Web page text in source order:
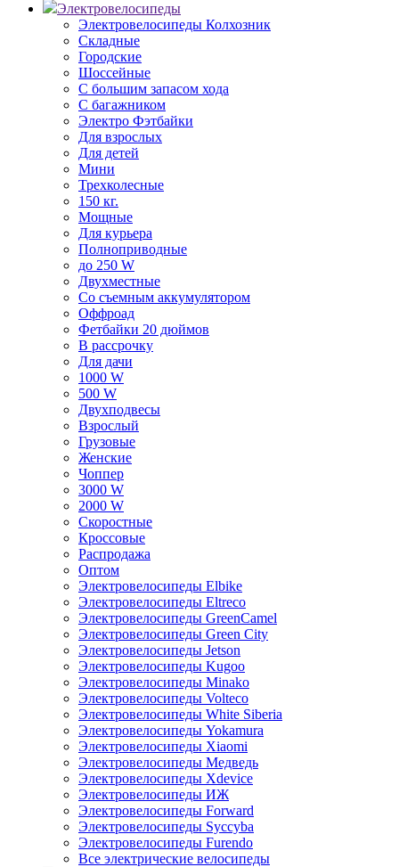
Электровелосипеды
Электровелосипеды Колхозник
Складные
Городские
Шоссейные
С большим запасом хода
С багажником
Электро Фэтбайки
Для взрослых
Для детей
Мини
Трехколесные
150 кг.
Мощные
Для курьера
Полноприводные
до 250 W
Двухместные
Со съемным аккумулятором
Оффроад
Фетбайки 20 дюймов
В рассрочку
Для дачи
1000 W
500 W
Двухподвесы
Взрослый
Грузовые
Женские
Чоппер
3000 W
2000 W
Скоростные
Кроссовые
Распродажа
Оптом
Электровелосипеды Elbike
Электровелосипеды Eltreco
Электровелосипеды GreenCamel
Электровелосипеды Green City
Электровелосипеды Jetson
Электровелосипеды Kugoo
Электровелосипеды Minako
Электровелосипеды Volteco
Электровелосипеды White Siberia
Электровелосипеды Yokamura
Электровелосипеды Xiaomi
Электровелосипеды Медведь
Электровелосипеды Xdevice
Электровелосипеды ИЖ
Электровелосипеды Forward
Электровелосипеды Syccyba
Электровелосипеды Furendo
Все электрические велосипеды